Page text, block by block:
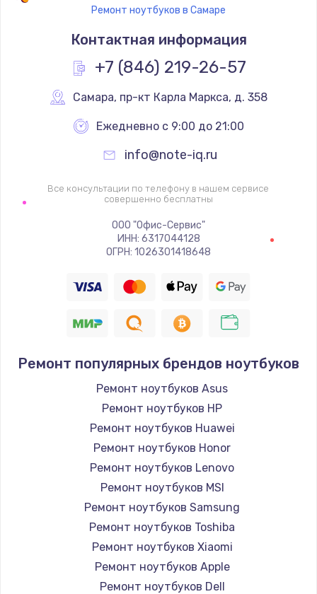
Ремонт ноутбуков в Самаре
Контактная информация
+7 (846) 219-26-57
Самара, пр-кт Карла Маркса, д. 358
Ежедневно с 9:00 до 21:00
info@note-iq.ru
Все консультации по телефону в нашем сервисе
совершенно бесплатны
ООО "Офис-Сервис"
ИНН: 6317044128
ОГРН: 1026301418648
Ремонт популярных брендов ноутбуков
Ремонт ноутбуков Asus
Ремонт ноутбуков HP
Ремонт ноутбуков Huawei
Ремонт ноутбуков Honor
Ремонт ноутбуков Lenovo
Ремонт ноутбуков MSI
Ремонт ноутбуков Samsung
Ремонт ноутбуков Toshiba
Ремонт ноутбуков Xiaomi
Ремонт ноутбуков Apple
Ремонт ноутбуков Dell